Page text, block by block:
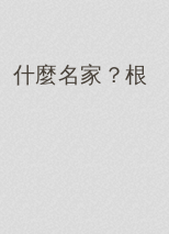
什麼名家？根